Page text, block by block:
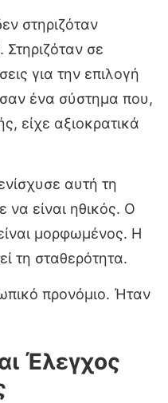
στηριζόταν
Στηριζόταν σε
για την επιλογή
ένα σύστημα που,
είχε αξιοκρατικά
αυτή τη
να είναι ηθικός. Ο
μορφωμένος. Η
τη σταθερότητα.
προνόμιο. Ήταν
Έλεγχος